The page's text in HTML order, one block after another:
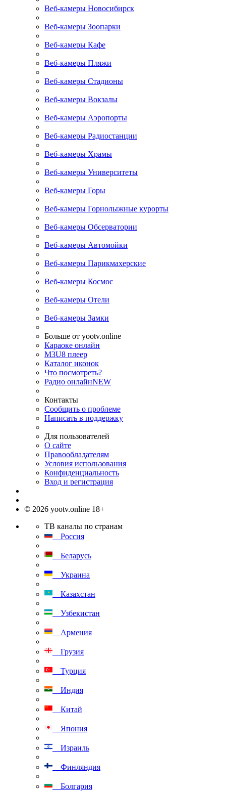
Веб-камеры Новосибирск
Веб-камеры Зоопарки
Веб-камеры Кафе
Веб-камеры Пляжи
Веб-камеры Стадионы
Веб-камеры Вокзалы
Веб-камеры Аэропорты
Веб-камеры Радиостанции
Веб-камеры Храмы
Веб-камеры Университеты
Веб-камеры Горы
Веб-камеры Горнолыжные курорты
Веб-камеры Обсерватории
Веб-камеры Автомойки
Веб-камеры Парикмахерские
Веб-камеры Космос
Веб-камеры Отели
Веб-камеры Замки
Больше от yootv.online
Караоке онлайн
M3U8 плеер
Каталог иконок
Что посмотреть?
Радио онлайнNEW
Контакты
Сообщить о проблеме
Написать в поддержку
Для пользователей
О сайте
Правообладателям
Условия использования
Конфиденциальность
Вход и регистрация
© 2026 yootv.online 18+
ТВ каналы по странам
Россия
Беларусь
Украина
Казахстан
Узбекистан
Армения
Грузия
Турция
Индия
Китай
Япония
Израиль
Финляндия
Болгария